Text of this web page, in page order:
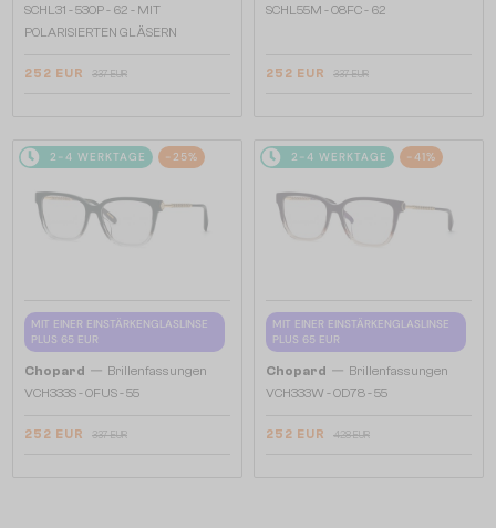
SCHL31 - 530P - 62 - MIT
POLARISIERTEN GLÄSERN
252 EUR 337 EUR
SCHL55M - 08FC - 62
252 EUR 337 EUR
2-4 WERKTAGE -25%
MIT EINER EINSTÄRKENGLASLINSE
PLUS 65 EUR
Chopard — Brillenfassungen
VCH333S - 0FUS - 55
252 EUR 337 EUR
2-4 WERKTAGE -41%
MIT EINER EINSTÄRKENGLASLINSE
PLUS 65 EUR
Chopard — Brillenfassungen
VCH333W - 0D78 - 55
252 EUR 428 EUR